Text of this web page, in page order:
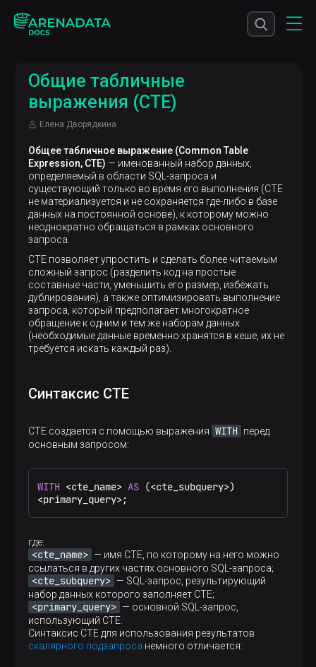
Общие табличные
выражения (CTE)
Елена Дворядкина
Общее табличное выражение (Common Table
Expression, CTE) — именованный набор данных,
определяемый в области SQL-запроса и
существующий только во время его выполнения (CTE
не материализуется и не сохраняется где-либо в базе
данных на постоянной основе), к которому можно
неоднократно обращаться в рамках основного
запроса.
CTE позволяет упростить и сделать более читаемым
сложный запрос (разделить код на простые
составные части, уменьшить его размер, избежать
дублирования), а также оптимизировать выполнение
запроса, который предполагает многократное
обращение к одним и тем же наборам данных
(необходимые данные временно хранятся в кеше, их не
требуется искать каждый раз).
Синтаксис CTE
CTE создается с помощью выражения WITH перед
основным запросом:
WITH <cte_name> AS (<cte_subquery>
<primary_query>;
где:
<cte_name> — имя CTE, по которому на него можно
ссылаться в других частях основного SQL-запроса;
<cte_subquery> — SQL-запрос, результирующий
набор данных которого заполняет CTE;
<primary_query> — основной SQL-запрос,
использующий CTE.
Синтаксис CTE для использования результатов
скалярного подзапроса немного отличается: